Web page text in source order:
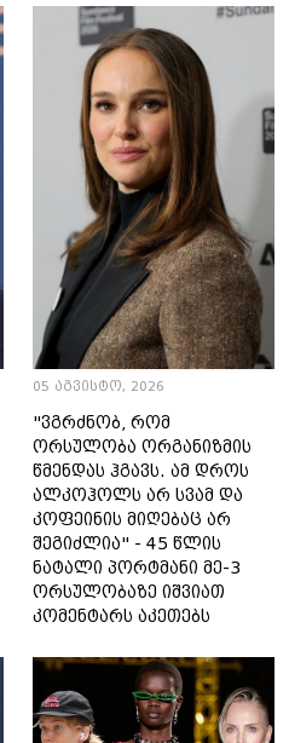
05 აგვისტო, 2026
"ვგრძნობ, რომ
ორსულობა ორგანიზმის
წმენდას ჰგავს. ამ დროს
ალკოჰოლს არ სვამ და
კოფეინის მიღებაც არ
შეგიძლია" - 45 წლის
ნატალი პორტმანი მე-3
ორსულობაზე იშვიათ
კომენტარს აკეთებს